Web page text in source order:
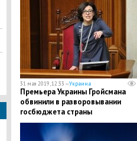
31 мая 2019, 12:33 —Украина
Премьера Украины Гройсмана
обвинили в разворовывании
госбюджета страны